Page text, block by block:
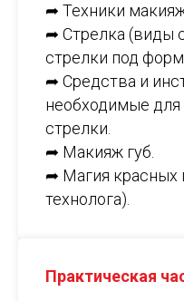
➦ Техники
➦ Стрелка (виды
стрелки под
➦ Средства и
необходимые для
стрелки.
➦ Макияж губ.
➦ Магия красных
технолога).
Практическая